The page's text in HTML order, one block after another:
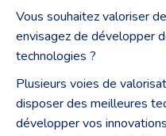
Vous souhaitez valoriser
envisagez de développer
technologies ?
Plusieurs voies de
disposer des meilleures
développer vos